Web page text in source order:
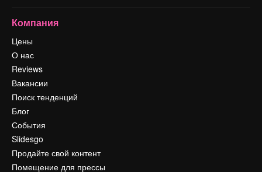
Компания
Цены
О нас
Reviews
Вакансии
Поиск тенденций
Блог
События
Slidesgo
Продайте свой контент
Помещение для прессы